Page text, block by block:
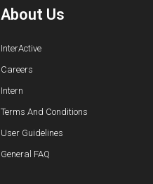
About Us
InterActive
Careers
Intern
Terms And Conditions
User Guidelines
General FAQ